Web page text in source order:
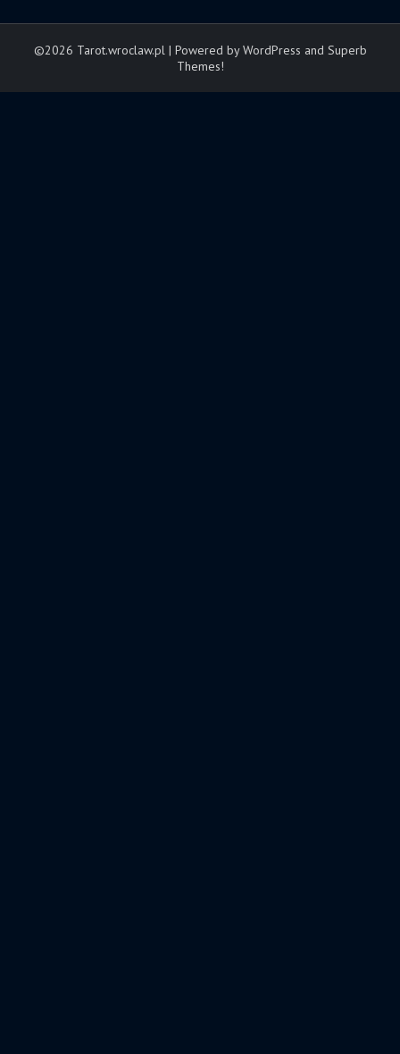
©2026 Tarot.wroclaw.pl | Powered by WordPress and Superb
Themes!